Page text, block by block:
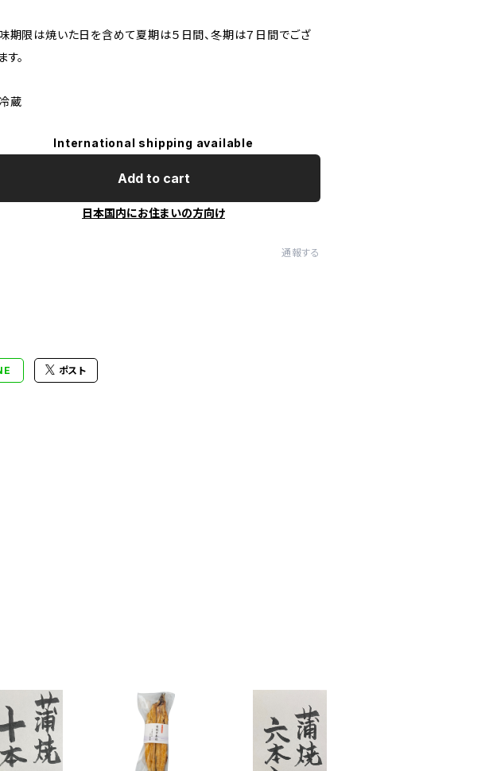
期限は焼いた日を含めて夏期は５日間、冬期は７日間でござ
す。
蔵
International shipping available
Add to cart
日本国内にお住まいの方向け
通報する
ポスト